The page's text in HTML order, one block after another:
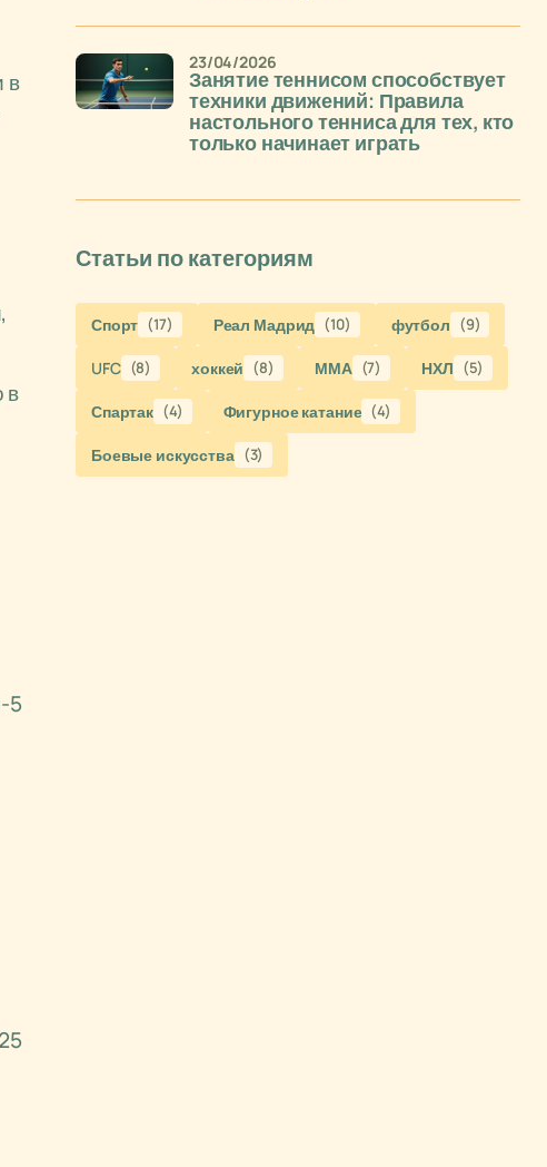
в
в
5
Занятие теннисом способствует
техники движений: Правила
настольного тенниса для тех, кто
только начинает играть
23/04/2026
Статьи по категориям
Спорт (17) Реал Мадрид (10) футбол (9)
UFC (8) хоккей (8) ММА (7) НХЛ (5)
Спартак (4) Фигурное катание (4)
Боевые искусства (3)